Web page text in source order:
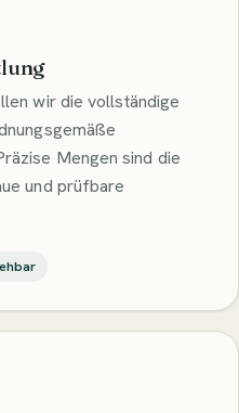
wir die vollständige
Mengen sind die
und prüfbare